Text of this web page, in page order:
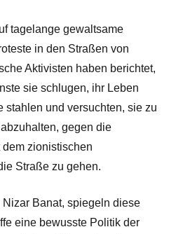
tagelange gewaltsame
in den Straßen von
Aktivisten haben berichtet,
sie schlugen, ihr Leben
stahlen und versuchten, sie zu
gegen die
dem zionistischen
Straße zu gehen.
Banat, spiegeln diese
eine bewusste Politik der